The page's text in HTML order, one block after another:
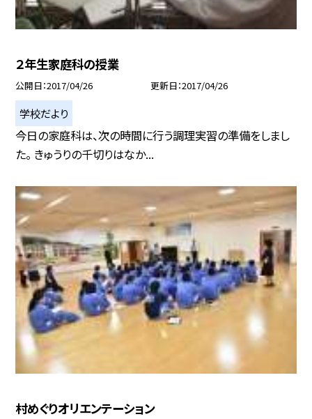
２年生家庭科の授業
公開日 2017/04/26 更新日 2017/04/26
学校だより
今日の家庭科は、次の時間に行う調理実習の準備をしまし
た。 きゅうりの千切りはなか...
村めぐりオリエンテーション